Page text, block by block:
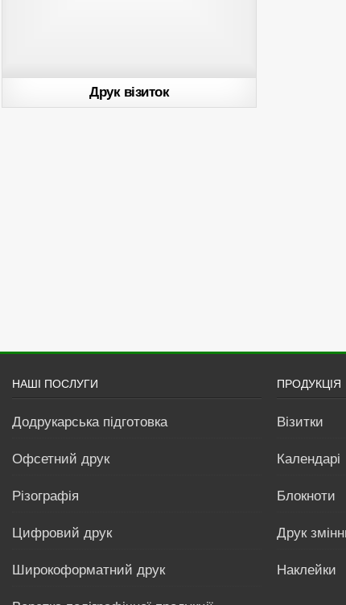
Друк візиток
НАШІ ПОСЛУГИ
Додрукарська підготовка
Офсетний друк
Різографія
Цифровий друк
Широкоформатний друк
ПРОДУКЦІЯ
Візитки
Календарі
Блокноти
Друк
Наклейки